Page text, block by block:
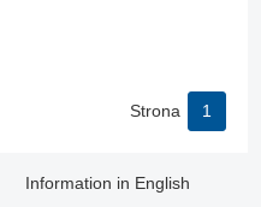
Strona 1
Information in English